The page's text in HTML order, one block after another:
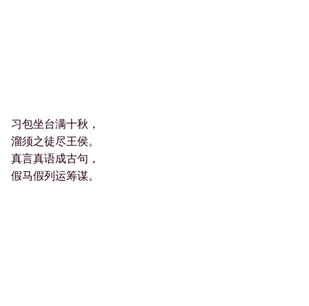
习包坐台满十秋，
溜须之徒尽王侯。
真言真语成古句，
假马假列运筹谋。